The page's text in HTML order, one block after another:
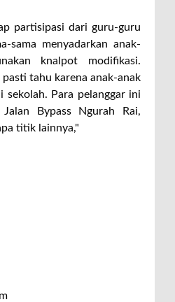
partisipasi dari guru-guru
sama menyadarkan anak-
knalpot modifikasi.
tahu karena anak-anak
sekolah. Para pelanggar ini
Bypass Ngurah Rai,
titik lainnya,"